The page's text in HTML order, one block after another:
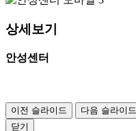
상세보기
안성센터
이전 슬라이드
다음 슬라이드
닫기